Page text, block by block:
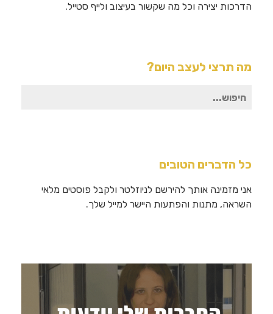
הדרכות יצירה וכל מה שקשור בעיצוב ולייף סטייל.
מה תרצי לעצב היום?
חיפוש
כל הדברים הטובים
אני מזמינה אותך להירשם לניוזלטר ולקבל פוסטים מלאי
השראה, מתנות והפתעות היישר למייל שלך.